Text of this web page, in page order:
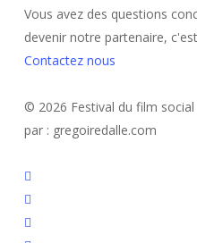
Vous avez des questions
devenir notre partenaire,
Contactez nous
© 2026 Festival du film
par : gregoiredalle.com
twitter
facebook
linkedin